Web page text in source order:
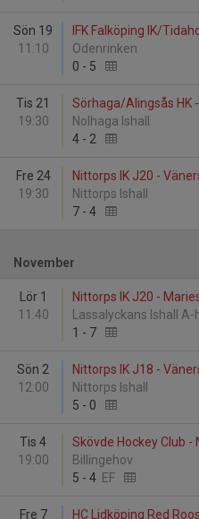
Sön 19
11:10
IFK Falköping IK/
Odenrinken
0 - 5
Tis 21
19:30
Sörhaga/Alingsås HK
Nolhaga Ishall
4 - 2
Fre 24
19:30
Nittorps IK J20 -
Nittorps Ishall
7 - 4
November
Lör 1
11:40
Nittorps IK J20 -
Lassalyckans Ishall A-
1 - 7
Sön 2
12:00
Nittorps IK J18 -
Nittorps Ishall
5 - 0
Tis 4
19:00
Skövde Hockey Club -
Billingehov
5 - 4 EF
Fre 7
HC Lidköping Red